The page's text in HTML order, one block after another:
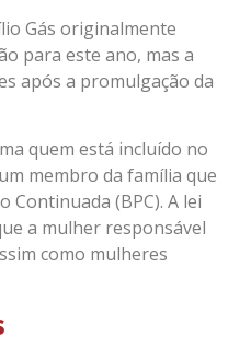
Gás originalmente
para este ano, mas a
após a promulgação da
quem está incluído no
membro da família que
Continuada (BPC). A lei
a mulher responsável
como mulheres